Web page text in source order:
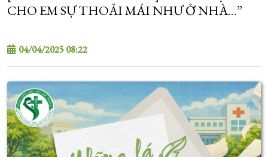
CHO EM SỰ THOẢI MÁI NHƯ Ở NHÀ…”
04/04/2025 08:22